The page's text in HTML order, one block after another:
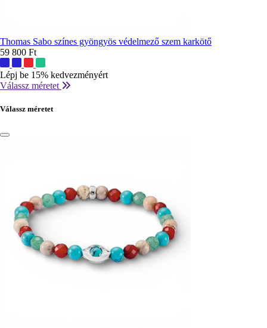
Thomas Sabo színes gyöngyös védelmező szem karkötő
59 800 Ft
színek:
Lépj be 15% kedvezményért
Válassz méretet
Válassz méretet